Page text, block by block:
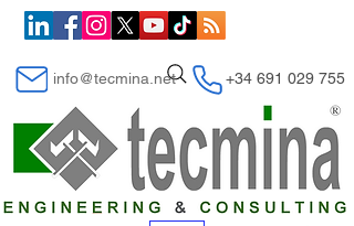
+34 691 029 755
info@tecmina.net